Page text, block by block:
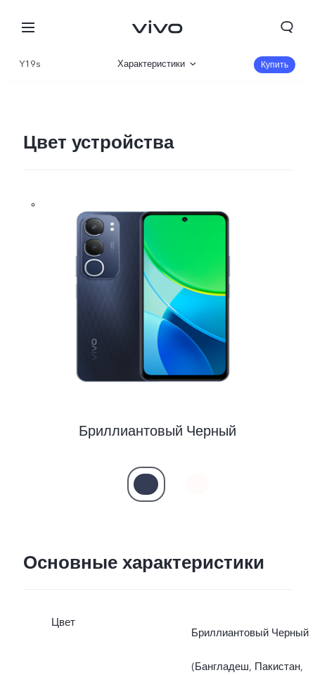
Uzbekistan | Выберите страну/регион
Y19s Характеристики Купить
Цвет устройства
Бриллиантовый Черный
Основные характеристики
Цвет
Бриллиантовый Черный
(Бангладеш, Пакистан,